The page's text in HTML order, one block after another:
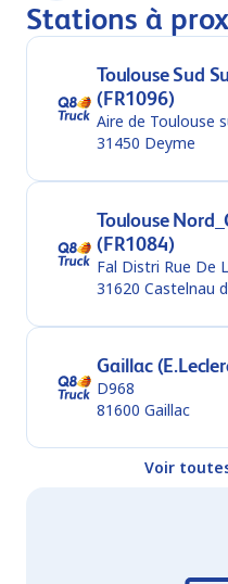
Stations à
Toulouse Sud
(FR1096)
Aire de Toulouse
31450 Deyme
Toulouse
(FR1084)
Fal Distri Rue De
31620 Castelnau
Gaillac
D968
81600 Gaillac
Voir